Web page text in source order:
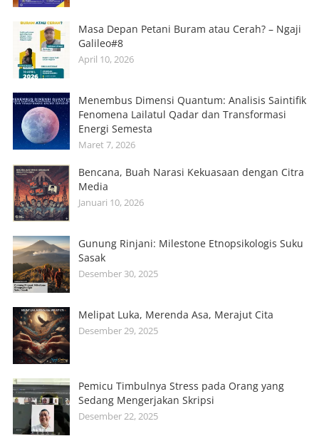
Masa Depan Petani Buram atau Cerah? – Ngaji
Galileo#8
April 10, 2026
Menembus Dimensi Quantum: Analisis Saintifik
Fenomena Lailatul Qadar dan Transformasi
Energi Semesta
Maret 7, 2026
Bencana, Buah Narasi Kekuasaan dengan Citra
Media
Januari 10, 2026
Gunung Rinjani: Milestone Etnopsikologis Suku
Sasak
Desember 30, 2025
Melipat Luka, Merenda Asa, Merajut Cita
Desember 29, 2025
Pemicu Timbulnya Stress pada Orang yang
Sedang Mengerjakan Skripsi
Desember 22, 2025